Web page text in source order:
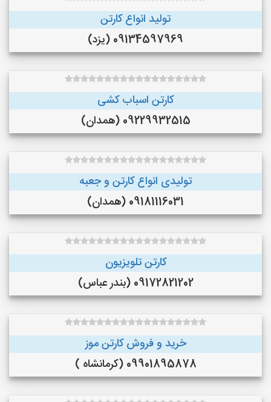
تولید انواع کارتن
09134597969 (یزد)
کارتن اسباب کشی
09229932515 (همدان)
تولیدی انواع کارتن و جعبه
09181116031 (همدان)
کارتن تلویزیون
09172821202 (بندر عباس)
خرید و فروش کارتن موز
09901895878 (کرمانشاه )